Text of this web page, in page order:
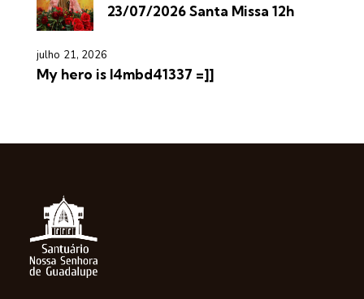
23/07/2026 Santa Missa 12h
julho 21, 2026
My hero is l4mbd41337 =]]